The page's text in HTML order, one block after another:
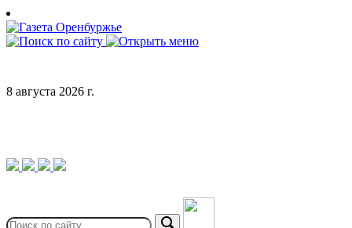
Skip
to
content
8 августа 2026 г.
for:
Search